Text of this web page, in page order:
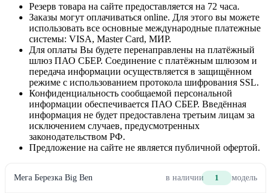
Резерв товара на сайте предоставляется на 72 часа.
Заказы могут оплачиваться online. Для этого вы можете
использовать все основные международные платежные
системы: VISA, Master Card, МИР.
Для оплаты Вы будете перенаправлены на платёжный
шлюз ПАО СБЕР. Соединение с платёжным шлюзом и
передача информации осуществляется в защищённом
режиме с использованием протокола шифрования SSL.
Конфиденциальность сообщаемой персональной
информации обеспечивается ПАО СБЕР. Введённая
информация не будет предоставлена третьим лицам за
исключением случаев, предусмотренных
законодательством РФ.
Предложение на сайте не является публичной офертой.
Мега Березка Big Ben в наличии 1 модель